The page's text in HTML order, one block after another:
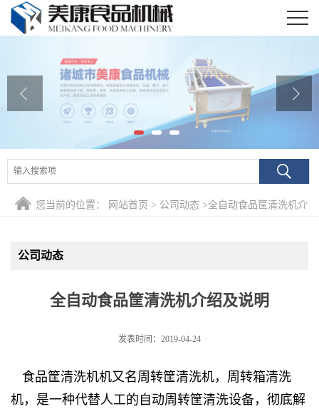
公司介绍
公司动态
产品展厅
联系我们
您当前的位置： 网站首页 > 公司动态 >全自动食品筐清洗机介
公司动态
全自动食品筐清洗机介绍及说明
发表时间：2019-04-24
食品筐清洗机机又名周转筐清洗机，周转箱清洗
机，是一种代替人工的自动周转筐清洗设备，彻底解